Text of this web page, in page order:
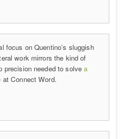
focus on Quentino’s sluggish
work mirrors the kind of
precision needed to solvea
at Connect Word.